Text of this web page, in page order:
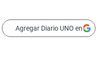
Agregar Diario UNO en